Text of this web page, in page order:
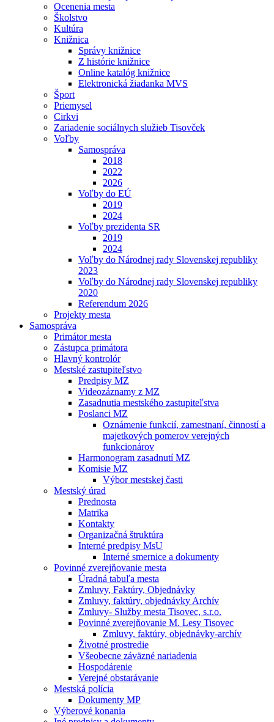
Ocenenia mesta
Školstvo
Kultúra
Knižnica
Správy knižnice
Z histórie knižnice
Online katalóg knižnice
Elektronická žiadanka MVS
Šport
Priemysel
Cirkvi
Zariadenie sociálnych služieb Tisovček
Voľby
Samospráva
2018
2022
2026
Voľby do EÚ
2019
2024
Voľby prezidenta SR
2019
2024
Voľby do Národnej rady Slovenskej republiky
2023
Voľby do Národnej rady Slovenskej republiky
2020
Referendum 2026
Projekty mesta
Samospráva
Primátor mesta
Zástupca primátora
Hlavný kontrolór
Mestské zastupiteľstvo
Predpisy MZ
Videozáznamy z MZ
Zasadnutia mestského zastupiteľstva
Poslanci MZ
Oznámenie funkcií, zamestnaní, činností a
majetkových pomerov verejných
funkcionárov
Harmonogram zasadnutí MZ
Komisie MZ
Výbor mestskej časti
Mestský úrad
Prednosta
Matrika
Kontakty
Organizačná štruktúra
Interné predpisy MsU
Interné smernice a dokumenty
Povinné zverejňovanie mesta
Úradná tabuľa mesta
Zmluvy, Faktúry, Objednávky
Zmluvy, faktúry, objednávky Archív
Zmluvy- Služby mesta Tisovec, s.r.o.
Povinné zverejňovanie M. Lesy Tisovec
Zmluvy, faktúry, objednávky-archív
Životné prostredie
Všeobecne záväzné nariadenia
Hospodárenie
Verejné obstarávanie
Mestská polícia
Dokumenty MP
Výberové konania